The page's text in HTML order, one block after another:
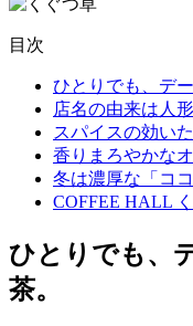
目次
ひとりでも、デ
店名の由来は人
スパイスの効い
香りまろやかな
冬は濃厚な「コ
COFFEE HALL
ひとりでも、
茶。